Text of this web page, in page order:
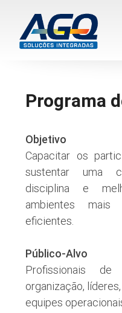
Programa
Objetivo
Capacitar os
sustentar uma
disciplina e
ambientes mais
eficientes.
Público-Alvo
Profissionais
organização,
equipes